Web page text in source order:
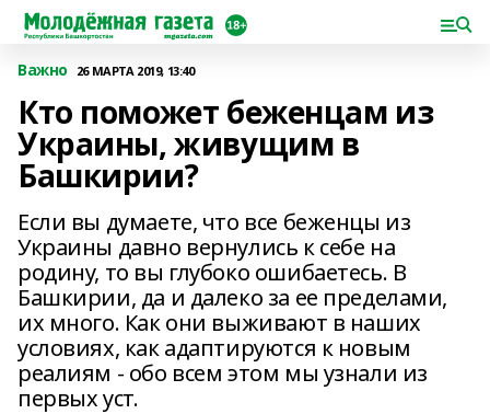
Важно 26 МАРТА 2019, 13:40
Кто поможет беженцам из
Украины, живущим в
Башкирии?
Если вы думаете, что все беженцы из
Украины давно вернулись к себе на
родину, то вы глубоко ошибаетесь. В
Башкирии, да и далеко за ее пределами,
их много. Как они выживают в наших
условиях, как адаптируются к новым
реалиям - обо всем этом мы узнали из
первых уст.